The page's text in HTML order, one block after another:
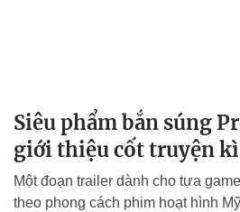
Siêu phẩm bắn súng
giới thiệu cốt truyện
Một đoạn trailer dành cho tựa
theo phong cách phim hoạt hình